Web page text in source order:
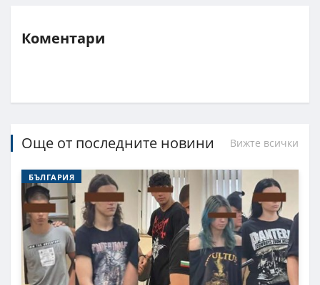
Коментари
Още от последните новини Вижте всички
БЪЛГАРИЯ